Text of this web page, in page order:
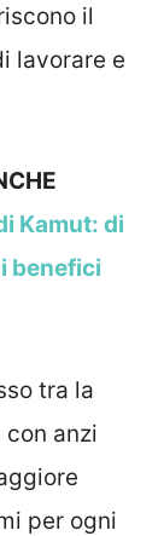
il
lavorare e
Kamut: di
benefici
tra la
anzi
per ogni